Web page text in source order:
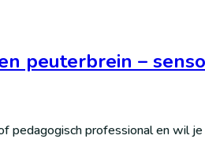
peuterbrein –
pedagogisch professional en wil